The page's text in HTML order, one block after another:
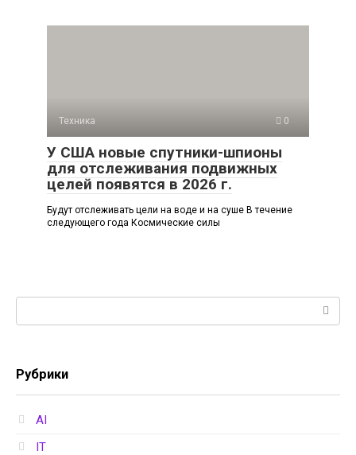
Техника 0
У США новые спутники-шпионы
для отслеживания подвижных
целей появятся в 2026 г.
Будут отслеживать цели на воде и на суше В течение
следующего года Космические силы
Рубрики
AI
IT